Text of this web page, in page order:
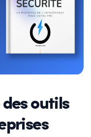
des outils